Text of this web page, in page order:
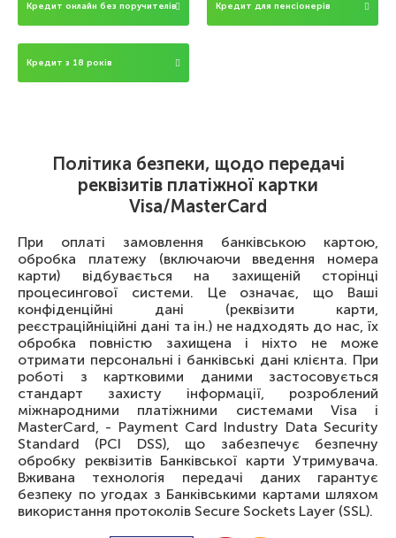
Кредит онлайн без поручителів Кредит для пенсіонерів
Кредит з 18 років
Політика безпеки, щодо передачі
реквізитів платіжної картки
Visa/MasterCard
При оплаті замовлення банківською картою,
обробка платежу (включаючи введення номера
карти) відбувається на захищеній сторінці
процесингової системи. Це означає, що Ваші
конфіденційні дані (реквізити карти,
реєстраційніційні дані та ін.) не надходять до нас, їх
обробка повністю захищена і ніхто не може
отримати персональні і банківські дані клієнта. При
роботі з картковими даними застосовується
стандарт захисту інформації, розроблений
міжнародними платіжними системами Visa і
MasterCard, - Payment Card Industry Data Security
Standard (PCI DSS), що забезпечує безпечну
обробку реквізитів Банківської карти Утримувача.
Вживана технологія передачі даних гарантує
безпеку по угодах з Банківськими картами шляхом
використання протоколів Secure Sockets Layer (SSL).